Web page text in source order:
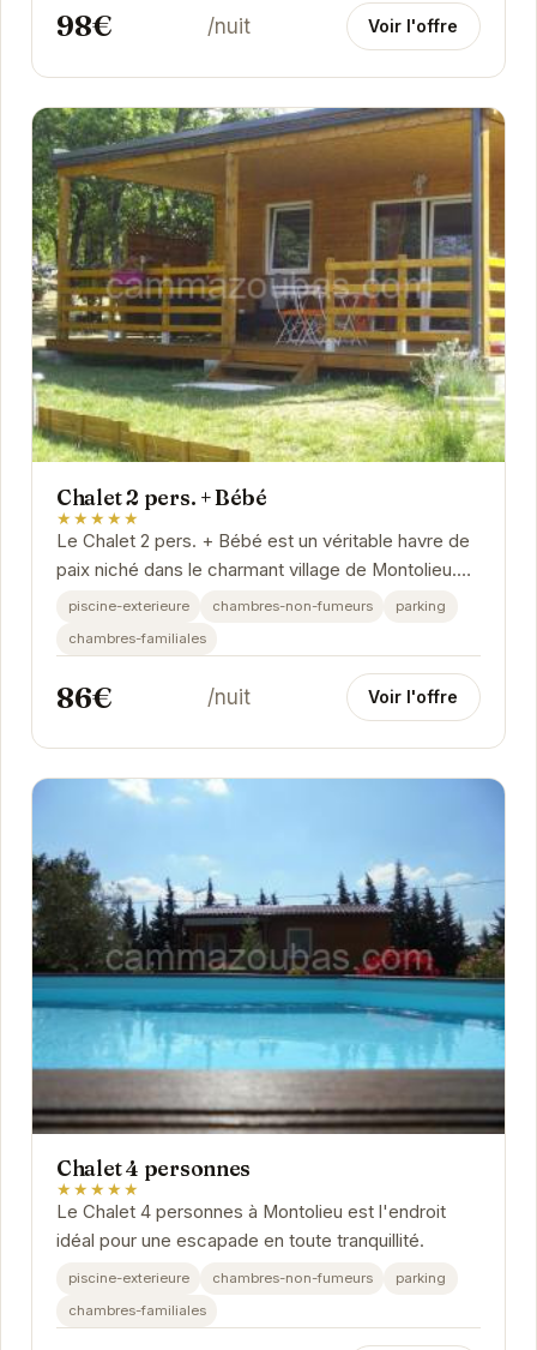
98€ /nuit Voir l'offre
Chalet 2 pers. + Bébé
★★★★★
Le Chalet 2 pers. + Bébé est un véritable havre de
paix niché dans le charmant village de Montolieu.
Idéal pour un séjour en couple ou en...
piscine-exterieure chambres-non-fumeurs
parking
chambres-familiales
86€ /nuit Voir l'offre
Chalet 4 personnes
★★★★★
Le Chalet 4 personnes à Montolieu est l'endroit
idéal pour une escapade en toute tranquillité.
piscine-exterieure chambres-non-fumeurs
parking
chambres-familiales